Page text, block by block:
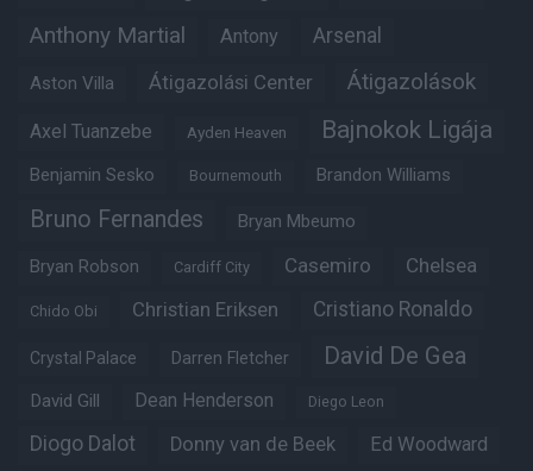
Anthony Martial Antony Arsenal
Aston Villa Átigazolási Center Átigazolások
Axel Tuanzebe Ayden Heaven Bajnokok Ligája
Benjamin Sesko Bournemouth Brandon Williams
Bruno Fernandes Bryan Mbeumo
Bryan Robson Cardiff City Casemiro Chelsea
Chido Obi Christian Eriksen Cristiano Ronaldo
Crystal Palace Darren Fletcher David De Gea
David Gill Dean Henderson Diego Leon
Diogo Dalot Donny van de Beek Ed Woodward